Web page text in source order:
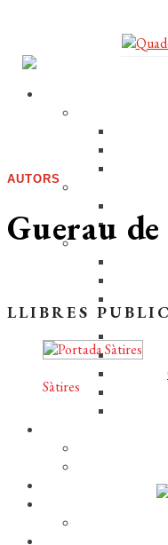
AUTORS
Guerau
LLIBRES
Sàtires